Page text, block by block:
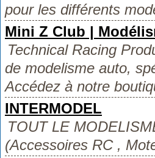
pour les différents
Mini Z Club |
Technical Racing
de modelisme auto,
Accédez à notre
INTERMODEL
TOUT LE
(Accessoires RC ,